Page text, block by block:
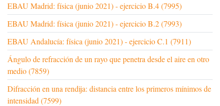
EBAU Madrid: física (junio 2021) - ejercicio B.4 (7995)
EBAU Madrid: física (junio 2021) - ejercicio B.2 (7993)
EBAU Andalucía: física (junio 2021) - ejercicio C.1 (7911)
Ángulo de refracción de un rayo que penetra desde el aire en otro
medio (7859)
Difracción en una rendija: distancia entre los primeros mínimos de
intensidad (7599)